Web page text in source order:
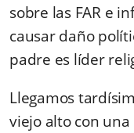
sobre las FAR e
causar daño
padre es líder
Llegamos
viejo alto con